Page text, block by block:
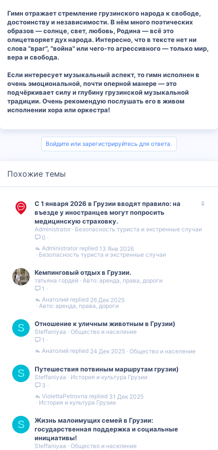
Гимн отражает стремление грузинского народа к свободе,
достоинству и независимости. В нём много поэтических
образов — солнце, свет, любовь, Родина — всё это
олицетворяет дух народа. Интересно, что в тексте нет ни
слова "враг", "война" или чего-то агрессивного — только мир,
вера и свобода.
Если интересует музыкальный аспект, то гимн исполнен в
очень эмоциональной, почти оперной манере — это
подчёркивает силу и глубину грузинской музыкальной
традиции. Очень рекомендую послушать его в живом
исполнении хора или оркестра!
Войдите или зарегистрируйтесь для ответа.
Похожие темы
С 1 января 2026 в Грузии вводят правило: на
въезде у иностранцев могут попросить
медицинскую страховку.
Administrator
Безопасность туриста и экстренные случаи
0
Безопасность туриста и экстренные случаи
13 Янв 2026
Administrator
Кемпинговый отдых в Грузии.
татьяна гордей
Авто: аренда, права, дороги
1
Авто: аренда, права, дороги
26 Дек 2025
Анатолий
S Отношение к уличным животным в Грузии)
Steffaniyaa
Общество и население
1
Общество и население
24 Дек 2025
Анатолий
S Путешествия потвиным маршрутам грузии)
Steffaniyaa
История и культура Грузии
3
История и культура Грузии
31 Дек 2025
ViolettaPetrovna
S
Жизнь малоимущих семей в Грузии:
государственная поддержка и социальные
инициативы!
Steffaniyaa
Общество и население